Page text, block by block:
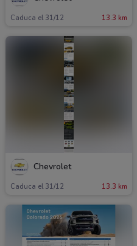
Caduca el 31/12 13.3 km
Chevrolet
Caduca el 31/12 13.3 km